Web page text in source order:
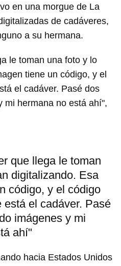
en una morgue de La
de cadáveres,
a su hermana.
le toman una foto y lo
tiene un código, y el
el cadáver. Pasé dos
mi hermana no está ahí",
que llega le toman
digitalizando. Esa
código, y el código
está el cadáver. Pasé
imágenes y mi
ahí"
hacia Estados Unidos